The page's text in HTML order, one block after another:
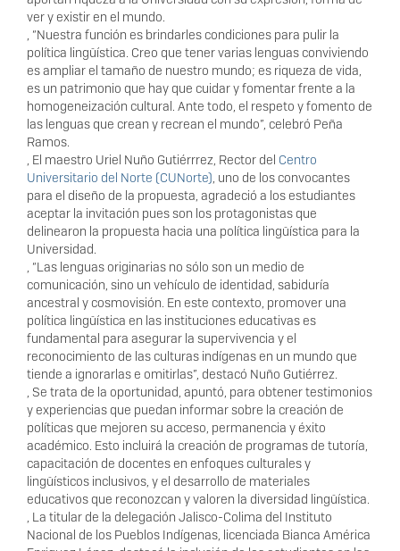
ver y existir en el mundo.
, “Nuestra función es brindarles condiciones para pulir la
política lingüística. Creo que tener varias lenguas conviviendo
es ampliar el tamaño de nuestro mundo; es riqueza de vida,
es un patrimonio que hay que cuidar y fomentar frente a la
homogeneización cultural. Ante todo, el respeto y fomento de
las lenguas que crean y recrean el mundo”, celebró Peña
Ramos.
, El maestro Uriel Nuño Gutiérrrez, Rector del Centro
Universitario del Norte (CUNorte), uno de los convocantes
para el diseño de la propuesta, agradeció a los estudiantes
aceptar la invitación pues son los protagonistas que
delinearon la propuesta hacia una política lingüística para la
Universidad.
, “Las lenguas originarias no sólo son un medio de
comunicación, sino un vehículo de identidad, sabiduría
ancestral y cosmovisión. En este contexto, promover una
política lingüística en las instituciones educativas es
fundamental para asegurar la supervivencia y el
reconocimiento de las culturas indígenas en un mundo que
tiende a ignorarlas e omitirlas”, destacó Nuño Gutiérrez.
, Se trata de la oportunidad, apuntó, para obtener testimonios
y experiencias que puedan informar sobre la creación de
políticas que mejoren su acceso, permanencia y éxito
académico. Esto incluirá la creación de programas de tutoría,
capacitación de docentes en enfoques culturales y
lingüísticos inclusivos, y el desarrollo de materiales
educativos que reconozcan y valoren la diversidad lingüística.
, La titular de la delegación Jalisco-Colima del Instituto
Nacional de los Pueblos Indígenas, licenciada Bianca América